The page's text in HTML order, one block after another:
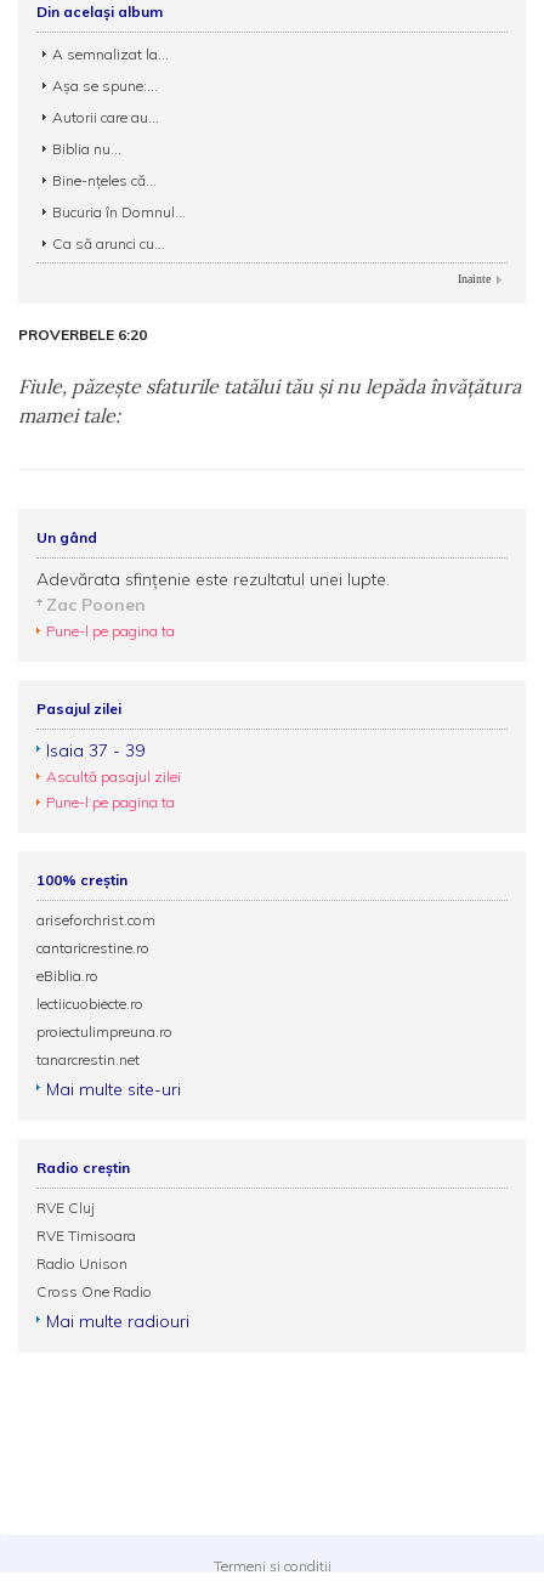
Din același album
A semnalizat la...
Așa se spune:...
Autorii care au...
Biblia nu...
Bine-nțeles că...
Bucuria în Domnul...
Ca să arunci cu...
Inainte
PROVERBELE 6:20
Fiule, păzeşte sfaturile tatălui tău şi nu lepăda învăţătura
mamei tale:
Un gând
Adevărata sfinţenie este rezultatul unei lupte.
Zac Poonen
Pune-l pe pagina ta
Pasajul zilei
Isaia 37 - 39
Ascultă pasajul zilei
Pune-l pe pagina ta
100% creștin
ariseforchrist.com
cantaricrestine.ro
eBiblia.ro
lectiicuobiecte.ro
proiectulimpreuna.ro
tanarcrestin.net
Mai multe site-uri
Radio creștin
RVE Cluj
RVE Timisoara
Radio Unison
Cross One Radio
Mai multe radiouri
Termeni și condiții